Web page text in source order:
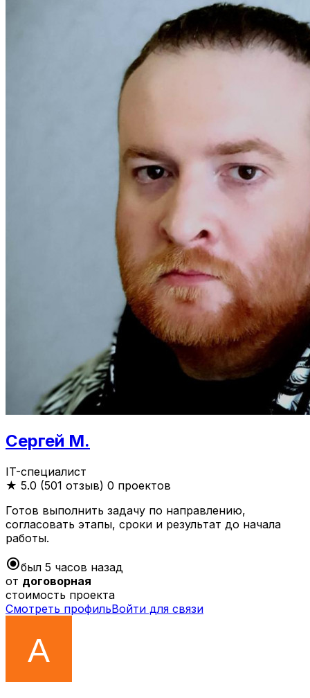
Сергей М.
IT-специалист
★ 5.0 (501 отзыв) 0 проектов
Готов выполнить задачу по направлению,
согласовать этапы, сроки и результат до начала
работы.
radio_button_checkedбыл 5 часов назад
от договорная
стоимость проекта
Смотреть профильВойти для связи